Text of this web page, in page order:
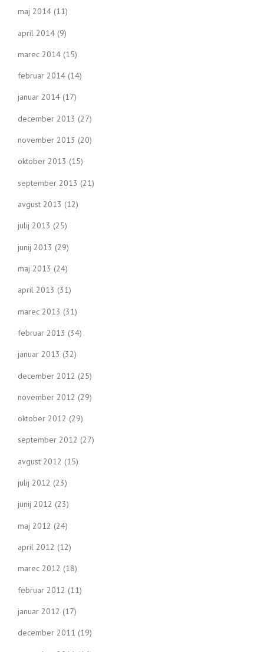
maj 2014 (11)
april 2014 (9)
marec 2014 (15)
februar 2014 (14)
januar 2014 (17)
december 2013 (27)
november 2013 (20)
oktober 2013 (15)
september 2013 (21)
avgust 2013 (12)
julij 2013 (25)
junij 2013 (29)
maj 2013 (24)
april 2013 (31)
marec 2013 (31)
februar 2013 (34)
januar 2013 (32)
december 2012 (25)
november 2012 (29)
oktober 2012 (29)
september 2012 (27)
avgust 2012 (15)
julij 2012 (23)
junij 2012 (23)
maj 2012 (24)
april 2012 (12)
marec 2012 (18)
februar 2012 (11)
januar 2012 (17)
december 2011 (19)